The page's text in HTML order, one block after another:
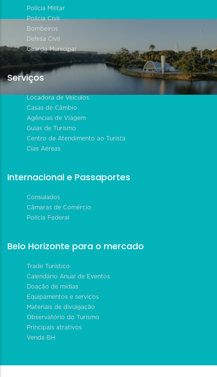
Polícia Militar
Polícia Civil
Bombeiros
Defesa Civil
Guarda Municipal
Serviços
Locadora de Veículos
Casas de Câmbio
Agências de Viagem
Guias de Turismo
Centro de Atendimento ao Turista
Cias Aéreas
Internacional e Passaportes
Consulados
Câmaras de Comércio
Polícia Federal
Belo Horizonte para o mercado
Trade Turístico
Calendário Anual de Eventos
Doação de mídias
Equipamentos e serviços
Materiais de divulgação
Observatório do Turismo
Principais atrativos
Venda BH